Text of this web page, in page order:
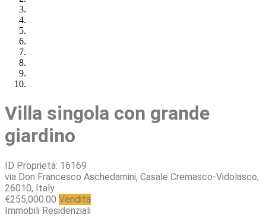
Villa singola con grande
giardino
ID Proprietà: 16169
via Don Francesco Aschedamini, Casale Cremasco-Vidolasco,
26010, Italy
€255,000.00 Vendita
Immobili Residenziali